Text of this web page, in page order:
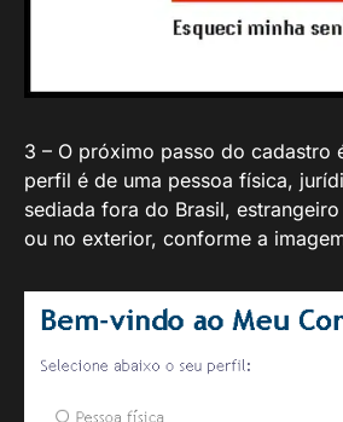
3 – O próximo passo do cadastro
perfil é de uma pessoa física,
sediada fora do Brasil,
ou no exterior, conforme a